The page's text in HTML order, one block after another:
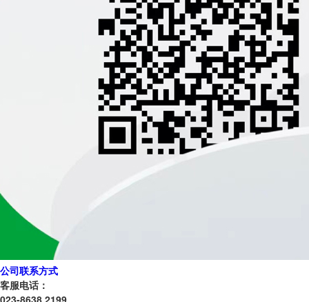
公司联系方式
客服电话：
023-8638 2199